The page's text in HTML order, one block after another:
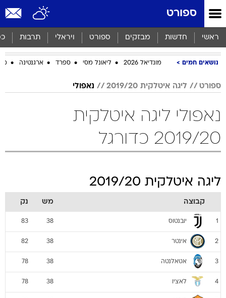
ספורט
ראשי חדשות מבזקים ספורט ויראלי תרבות
נושאים חמים מונדיאל 2026 ליאונל מסי ספרד ארגנטינה
ספורט ליגה איטלקית 2019/20 נאפולי
נאפולי ליגה איטלקית
2019/20 כדורגל
ליגה איטלקית 2019/20
קבוצה מש נק
1 יובנטוס 38
83
2 אינטר 38
82
3 אטאלנטה 38
78
4 לאציו 38
78